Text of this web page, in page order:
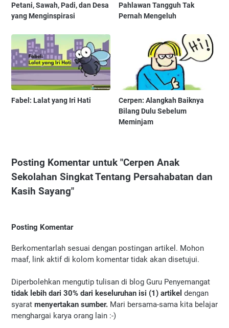
Petani, Sawah, Padi, dan Desa
yang Menginspirasi
Pahlawan Tangguh Tak
Pernah Mengeluh
Fabel: Lalat yang Iri Hati
Cerpen: Alangkah Baiknya
Bilang Dulu Sebelum
Meminjam
Posting Komentar untuk "Cerpen Anak
Sekolahan Singkat Tentang Persahabatan dan
Kasih Sayang"
Posting Komentar
Berkomentarlah sesuai dengan postingan artikel. Mohon
maaf, link aktif di kolom komentar tidak akan disetujui.
Diperbolehkan mengutip tulisan di blog Guru Penyemangat
tidak lebih dari 30% dari keseluruhan isi (1) artikel dengan
syarat menyertakan sumber. Mari bersama-sama kita belajar
menghargai karya orang lain :-)